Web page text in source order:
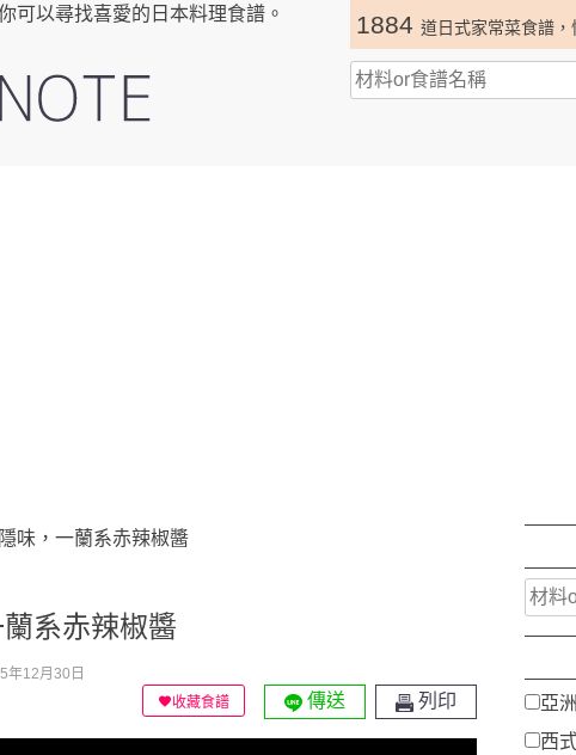
可以尋找喜愛的日本料理食譜。 1884 道日式家常菜食譜，
味，一蘭系赤辣椒醬
系赤辣椒醬
年12月30日
收藏食譜
傳送 列印
亞
西